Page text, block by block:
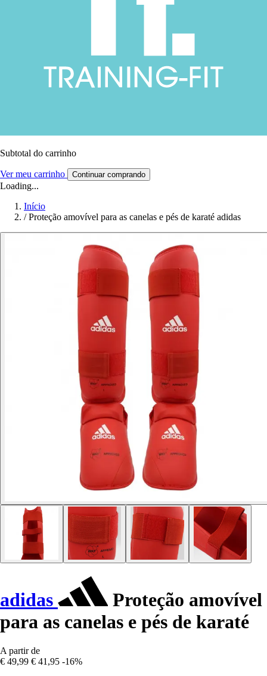
Subtotal do carrinho
Ver meu carrinho Continuar comprando
Loading...
Início
/ Proteção amovível para as canelas e pés de karaté adidas
adidas
Proteção amovível
para as canelas e pés de karaté
A partir de
€ 49,99 € 41,95 -16%